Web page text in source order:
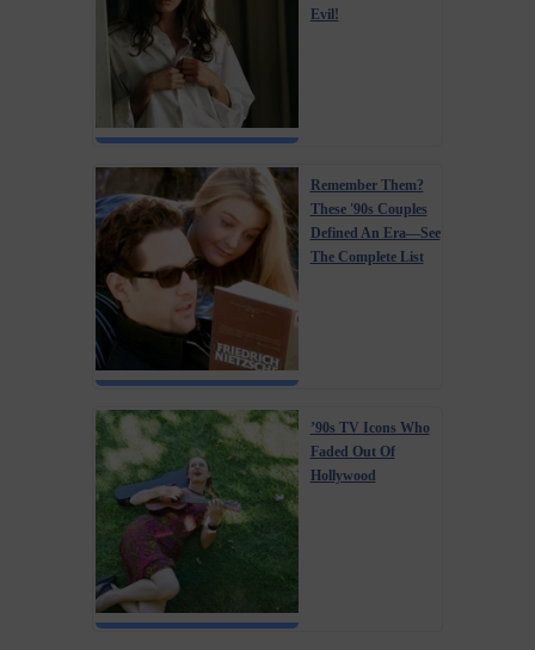
Evil!
Remember Them?
These '90s Couples
Defined An Era—See
The Complete List
’90s TV Icons Who
Faded Out Of
Hollywood